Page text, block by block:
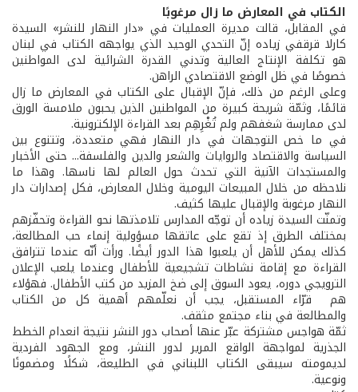
الكتاب في المعارض ما زال مرغوبًا
في المقابل، قالت مديرة العمليات في «دار النهار للنشر» السيدة
كارلا قرقفي زياده إنّ التحدي الوحيد الذي يواجهه الكتاب في لبنان
هو تكلفة الإنتاج العالية وتدني القدرة الشرائية لدى المواطنين
خصوصًا في ظل الوضع الاقتصادي الراهن.
وعلى الرغم من ذلك، فإنّ الإقبال على الكتاب في المعارض ما زال
قائمًا، وثمّة شريحة كبيرة من المواطنين الذين يحبون ملامسة الورق
لدى ممارسة شغفهم ولم تُغْرِهِم بعد القراءة الإلكترونية.
في ما خص التوجهات في دار النهار فهي متعددة، وتتنوع بين
السياسة والاقتصاد والروايات والشعر والدين والفلسفة... حتى الأخبار
والمستجدات الآنية التي تحدث حول العالم لها ناسها. وهذا ما
نلاحظه من خلال المبيعات اليومية وخلال المعارض، فكل إصدارات دار
النهار مرغوبة والإقبال عليها كثيف.
وتمنّت السيدة زياده أن توجّه المدارس تلامذتها نحو القراءة وتحفّزهم
بمختلف الطرق إذ تقع على عاتقها مسؤولية إنماء حب المطالعة،
كذلك يمكن للأهل أن يلعبوا هذا الدور أيضًا. ورأت أنّه عندما تترافق
القراءة مع إقامة نشاطات تشجيعية للأطفال وعندما يلعب الإعلان
الترويجي دوره، يعود السوق إلى ضخ المزيد من كتب الأطفال. فهؤلاء
هم قرّاء المستقبل، يجب أن نعلّمهم أهمية كل من الكتاب
والمطالعة في بناء مجتمع مثقف.
ثمّة هواجس مشتركة عبّر عنها أصحاب دور النشر نتيجة انعدام الخطط
الجذرية لمواجهة الواقع المرير لدور النشر، ومع الجهود الفردية
لديمومته سيبقى الكتاب اللبناني في الطليعة، شكلًا ومضمونًا
ونوعية.